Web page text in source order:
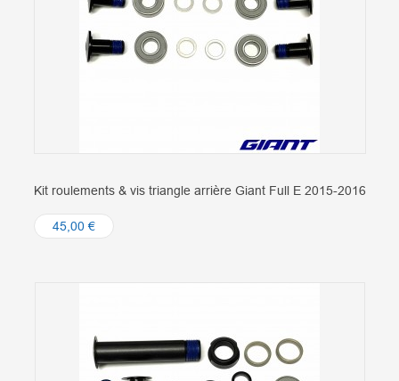
Kit roulements & vis triangle arrière Giant Full E 2015-2016
45,00 €